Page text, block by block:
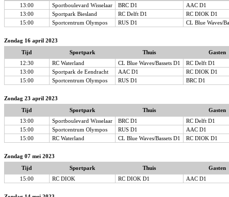
13:00
Sportboulevard Wisselaar BRC D1
AAC D1
13:00
Sportpark Biesland RC Delft D1
RC DIOK D1
15:00
Sportcentrum Olympos RUS D1 CL Blue Waves/
Zondag 16 april 2023
Tijd
Sportpark Thuis
Gasten
12:30
RC Waterland CL Blue Waves/Bassets D1
RC Delft D1
13:00
Sportpark de Eendracht AAC D1
RC DIOK D1
15:00
Sportcentrum Olympos RUS D1 BRC D1
Zondag 23 april 2023
Tijd
Sportpark Thuis
Gasten
13:00
Sportboulevard Wisselaar BRC D1
RC Delft D1
15:00
Sportcentrum Olympos RUS D1
AAC D1
15:00
RC Waterland CL Blue Waves/Bassets D1 RC DIOK D1
Zondag 07 mei 2023
Tijd
Sportpark Thuis
Gasten
15:00
RC DIOK RC DIOK D1 AAC D1